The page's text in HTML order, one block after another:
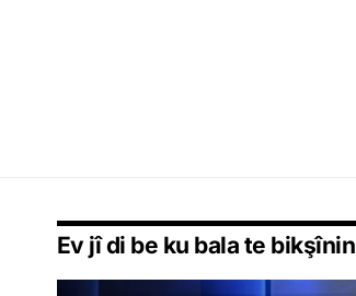
Ev jî di be ku bala te bikşînin